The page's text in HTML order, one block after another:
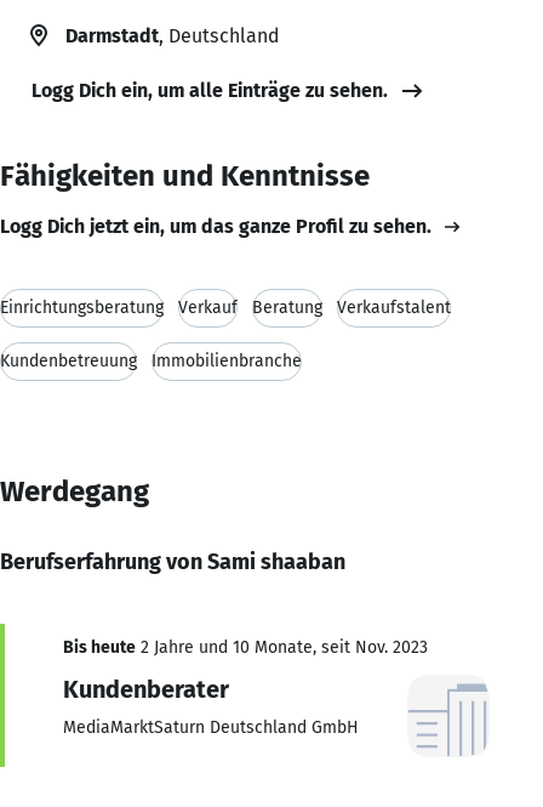
Darmstadt, Deutschland
Logg Dich ein, um alle Einträge zu sehen.
Fähigkeiten und Kenntnisse
Logg Dich jetzt ein, um das ganze Profil zu sehen.
Einrichtungsberatung Verkauf Beratung Verkaufstalent
Kundenbetreuung Immobilienbranche
Werdegang
Berufserfahrung von Sami shaaban
Bis heute 2 Jahre und 10 Monate, seit Nov. 2023
Kundenberater
MediaMarktSaturn Deutschland GmbH